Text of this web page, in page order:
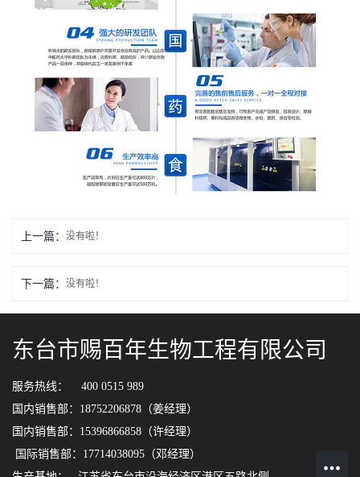
上一篇： 没有啦！
下一篇： 没有啦！
东台市赐百年生物工程有限公司
服务热线： 400 0515 989
国内销售部：18752206878（姜经理）
国内销售部：15396866858（许经理）
国际销售部：17714038095（邓经理）